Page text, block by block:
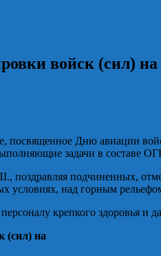
войск (сил)
посвященное Дню авиации
задачи в составе
поздравляя подчиненных,
над горным
крепкого здоровья и
(сил) на